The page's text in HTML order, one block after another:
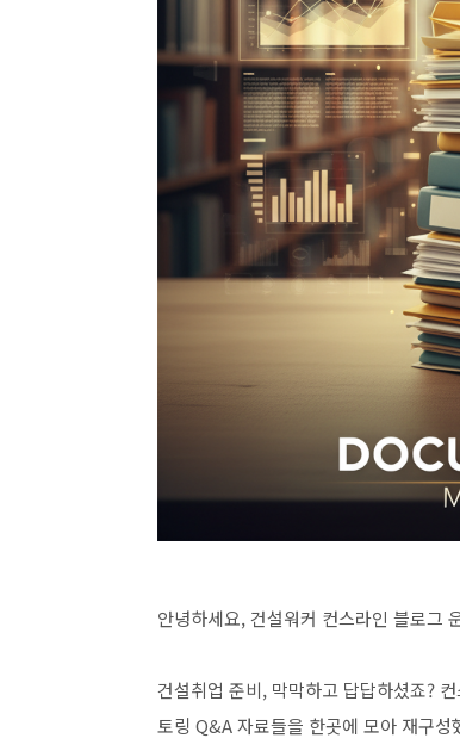
안녕하세요, 건설워커 컨스라인 블로그
건설취업 준비, 막막하고 답답하셨죠?
토링 Q&A 자료들을 한곳에 모아 재구성